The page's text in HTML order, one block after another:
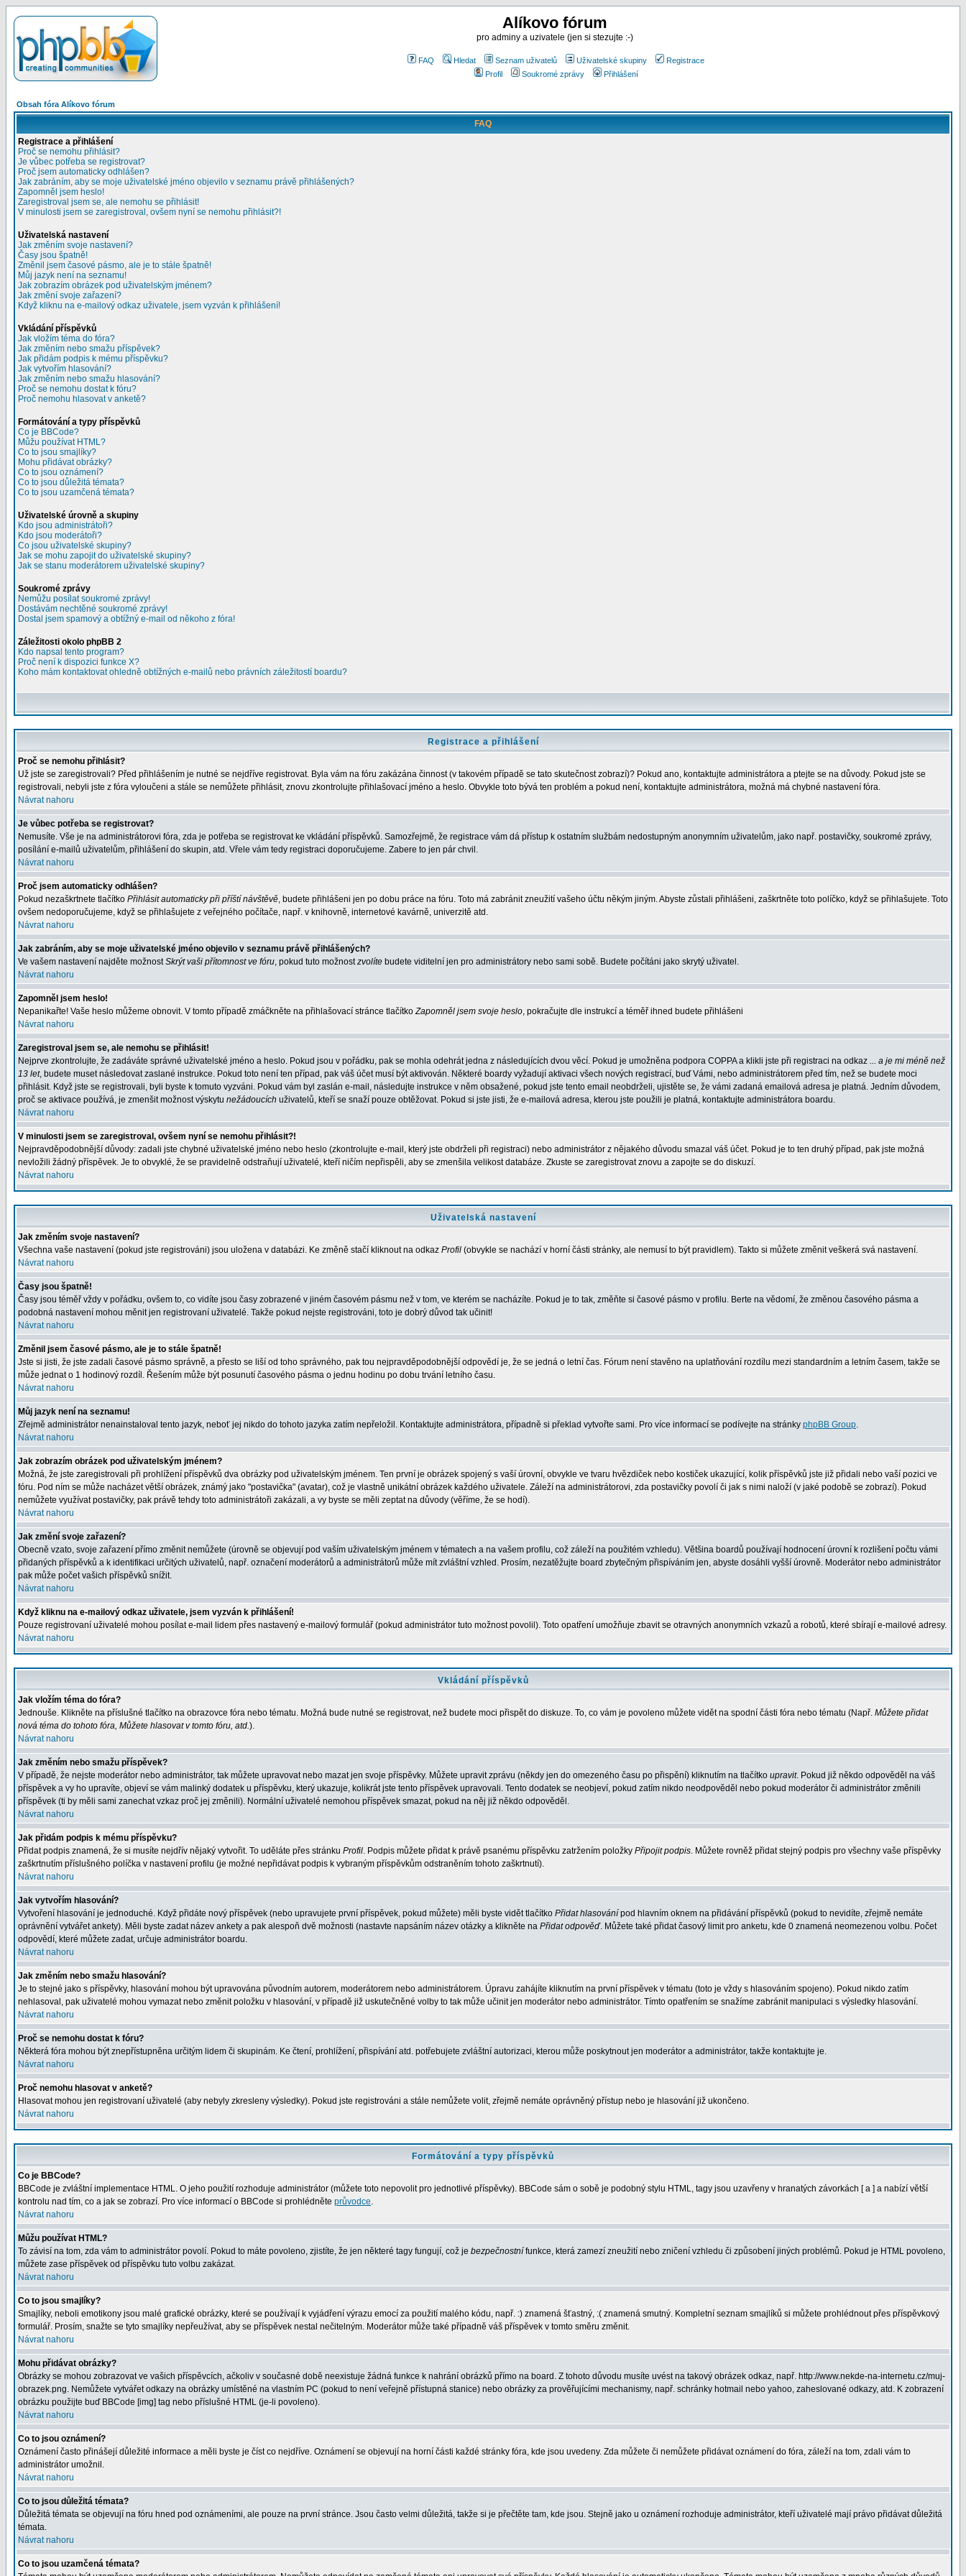
Alíkovo fórum
pro adminy a uzivatele (jen si stezujte :-)
FAQ Hledat Seznam uživatelů Uživatelské skupiny
Registrace
Profil
Soukromé zprávy Přihlášení
Obsah fóra Alíkovo fórum
FAQ
Registrace a přihlášení
Proč se nemohu přihlásit?
Je vůbec potřeba se registrovat?
Proč jsem automaticky odhlášen?
Jak zabráním, aby se moje uživatelské jméno objevilo v seznamu právě přihlášených?
Zapomněl jsem heslo!
Zaregistroval jsem se, ale nemohu se přihlásit!
V minulosti jsem se zaregistroval, ovšem nyní se nemohu přihlásit?!
Uživatelská nastavení
Jak změním svoje nastavení?
Časy jsou špatně!
Změnil jsem časové pásmo, ale je to stále špatně!
Můj jazyk není na seznamu!
Jak zobrazím obrázek pod uživatelským jménem?
Jak změní svoje zařazení?
Když kliknu na e-mailový odkaz uživatele, jsem vyzván k přihlášení!
Vkládání příspěvků
Jak vložím téma do fóra?
Jak změním nebo smažu příspěvek?
Jak přidám podpis k mému příspěvku?
Jak vytvořím hlasování?
Jak změním nebo smažu hlasování?
Proč se nemohu dostat k fóru?
Proč nemohu hlasovat v anketě?
Formátování a typy příspěvků
Co je BBCode?
Můžu používat HTML?
Co to jsou smajlíky?
Mohu přidávat obrázky?
Co to jsou oznámení?
Co to jsou důležitá témata?
Co to jsou uzamčená témata?
Uživatelské úrovně a skupiny
Kdo jsou administrátoři?
Kdo jsou moderátoři?
Co jsou uživatelské skupiny?
Jak se mohu zapojit do uživatelské skupiny?
Jak se stanu moderátorem uživatelské skupiny?
Soukromé zprávy
Nemůžu posílat soukromé zprávy!
Dostávám nechtěné soukromé zprávy!
Dostal jsem spamový a obtížný e-mail od někoho z fóra!
Záležitosti okolo phpBB 2
Kdo napsal tento program?
Proč není k dispozici funkce X?
Koho mám kontaktovat ohledně obtížných e-mailů nebo právních záležitostí boardu?
Registrace a přihlášení
Proč se nemohu přihlásit?
Už jste se zaregistrovali? Před přihlášením je nutné se nejdříve registrovat. Byla vám na fóru zakázána činnost (v takovém případě se tato skutečnost zobrazí)? Pokud ano, kontaktujte administrátora a ptejte se na důvody. Pokud jste se
registrovali, nebyli jste z fóra vyloučeni a stále se nemůžete přihlásit, znovu zkontrolujte přihlašovací jméno a heslo. Obvykle toto bývá ten problém a pokud není, kontaktujte administrátora, možná má chybné nastavení fóra.
Návrat nahoru
Je vůbec potřeba se registrovat?
Nemusíte. Vše je na administrátorovi fóra, zda je potřeba se registrovat ke vkládání příspěvků. Samozřejmě, že registrace vám dá přístup k ostatním službám nedostupným anonymním uživatelům, jako např. postavičky, soukromé zprávy,
posílání e-mailů uživatelům, přihlášení do skupin, atd. Vřele vám tedy registraci doporučujeme. Zabere to jen pár chvil.
Návrat nahoru
Proč jsem automaticky odhlášen?
Pokud nezaškrtnete tlačítko Přihlásit automaticky při příští návštěvě, budete přihlášeni jen po dobu práce na fóru. Toto má zabránit zneužití vašeho účtu někým jiným. Abyste zůstali přihlášeni, zaškrtněte toto políčko, když se přihlašujete. Toto
ovšem nedoporučujeme, když se přihlašujete z veřejného počítače, např. v knihovně, internetové kavárně, univerzitě atd.
Návrat nahoru
Jak zabráním, aby se moje uživatelské jméno objevilo v seznamu právě přihlášených?
Ve vašem nastavení najděte možnostSkrýt vaši přítomnost ve fóru, pokud tuto možnostzvolíte budete viditelní jen pro administrátory nebo sami sobě. Budete počítáni jako skrytý uživatel.
Návrat nahoru
Zapomněl jsem heslo!
Nepanikařte! Vaše heslo můžeme obnovit. V tomto případě zmáčkněte na přihlašovací stránce tlačítkoZapomněl jsem svoje heslo, pokračujte dle instrukcí a téměř ihned budete přihlášeni
Návrat nahoru
Zaregistroval jsem se, ale nemohu se přihlásit!
Nejprve zkontrolujte, že zadáváte správné uživatelské jméno a heslo. Pokud jsou v pořádku, pak se mohla odehrát jedna z následujících dvou věcí. Pokud je umožněna podpora COPPA a klikli jste při registraci na odkaz ... a je mi méně než
13 let, budete muset následovat zaslané instrukce. Pokud toto není ten případ, pak váš účet musí být aktivován. Některé boardy vyžadují aktivaci všech nových registrací, buď Vámi, nebo administrátorem před tím, než se budete moci
přihlásit. Když jste se registrovali, byli byste k tomuto vyzváni. Pokud vám byl zaslán e-mail, následujte instrukce v něm obsažené, pokud jste tento email neobdrželi, ujistěte se, že vámi zadaná emailová adresa je platná. Jedním důvodem,
proč se aktivace používá, je zmenšit možnost výskytu nežádoucích uživatelů, kteří se snaží pouze obtěžovat. Pokud si jste jisti, že e-mailová adresa, kterou jste použili je platná, kontaktujte administrátora boardu.
Návrat nahoru
V minulosti jsem se zaregistroval, ovšem nyní se nemohu přihlásit?!
Nejpravděpodobnější důvody: zadali jste chybné uživatelské jméno nebo heslo (zkontrolujte e-mail, který jste obdrželi při registraci) nebo administrátor z nějakého důvodu smazal váš účet. Pokud je to ten druhý případ, pak jste možná
nevložili žádný příspěvek. Je to obvyklé, že se pravidelně odstraňují uživatelé, kteří ničím nepřispěli, aby se zmenšila velikost databáze. Zkuste se zaregistrovat znovu a zapojte se do diskuzí.
Návrat nahoru
Uživatelská nastavení
Jak změním svoje nastavení?
Všechna vaše nastavení (pokud jste registrováni) jsou uložena v databázi. Ke změně stačí kliknout na odkaz Profil (obvykle se nachází v horní části stránky, ale nemusí to být pravidlem). Takto si můžete změnit veškerá svá nastavení.
Návrat nahoru
Časy jsou špatně!
Časy jsou téměř vždy v pořádku, ovšem to, co vidíte jsou časy zobrazené v jiném časovém pásmu než v tom, ve kterém se nacházíte. Pokud je to tak, změňte si časové pásmo v profilu. Berte na vědomí, že změnou časového pásma a
podobná nastavení mohou měnit jen registrovaní uživatelé. Takže pokud nejste registrováni, toto je dobrý důvod tak učinit!
Návrat nahoru
Změnil jsem časové pásmo, ale je to stále špatně!
Jste si jisti, že jste zadali časové pásmo správně, a přesto se liší od toho správného, pak tou nejpravděpodobnější odpovědí je, že se jedná o letní čas. Fórum není stavěno na uplatňování rozdílu mezi standardním a letním časem, takže se
může jednat o 1 hodinový rozdíl. Řešením může být posunutí časového pásma o jednu hodinu po dobu trvání letního času.
Návrat nahoru
Můj jazyk není na seznamu!
Zřejmě administrátor nenainstaloval tento jazyk, neboť jej nikdo do tohoto jazyka zatím nepřeložil. Kontaktujte administrátora, případně si překlad vytvořte sami. Pro více informací se podívejte na stránky phpBB Group.
Návrat nahoru
Jak zobrazím obrázek pod uživatelským jménem?
Možná, že jste zaregistrovali při prohlížení příspěvků dva obrázky pod uživatelským jménem. Ten první je obrázek spojený s vaší úrovní, obvykle ve tvaru hvězdiček nebo kostiček ukazující, kolik příspěvků jste již přidali nebo vaší pozici ve
fóru. Pod ním se může nacházet větší obrázek, známý jako "postavička" (avatar), což je vlastně unikátní obrázek každého uživatele. Záleží na administrátorovi, zda postavičky povolí či jak s nimi naloží (v jaké podobě se zobrazí). Pokud
nemůžete využívat postavičky, pak právě tehdy toto administrátoři zakázali, a vy byste se měli zeptat na důvody (věříme, že se hodí).
Návrat nahoru
Jak změní svoje zařazení?
Obecně vzato, svoje zařazení přímo změnit nemůžete (úrovně se objevují pod vaším uživatelským jménem v tématech a na vašem profilu, což záleží na použitém vzhledu). Většina boardů používají hodnocení úrovní k rozlišení počtu vámi
přidaných příspěvků a k identifikaci určitých uživatelů, např. označení moderátorů a administrátorů může mít zvláštní vzhled. Prosím, nezatěžujte board zbytečným přispíváním jen, abyste dosáhli vyšší úrovně. Moderátor nebo administrátor
pak může počet vašich příspěvků snížit.
Návrat nahoru
Když kliknu na e-mailový odkaz uživatele, jsem vyzván k přihlášení!
Pouze registrovaní uživatelé mohou posílat e-mail lidem přes nastavený e-mailový formulář (pokud administrátor tuto možnost povolil). Toto opatření umožňuje zbavit se otravných anonymních vzkazů a robotů, které sbírají e-mailové adresy.
Návrat nahoru
Vkládání příspěvků
Jak vložím téma do fóra?
Jednouše. Klikněte na příslušné tlačítko na obrazovce fóra nebo tématu. Možná bude nutné se registrovat, než budete moci přispět do diskuze. To, co vám je povoleno můžete vidět na spodní části fóra nebo tématu (Např. Můžete přidat
nová téma do tohoto fóra, Můžete hlasovat v tomto fóru, atd.).
Návrat nahoru
Jak změním nebo smažu příspěvek?
V případě, že nejste moderátor nebo administrátor, tak můžete upravovat nebo mazat jen svoje příspěvky. Můžete upravit zprávu (někdy jen do omezeného času po přispění) kliknutím na tlačítko upravit. Pokud již někdo odpověděl na váš
příspěvek a vy ho upravíte, objeví se vám malinký dodatek u příspěvku, který ukazuje, kolikrát jste tento příspěvek upravovali. Tento dodatek se neobjeví, pokud zatím nikdo neodpověděl nebo pokud moderátor či administrátor změnili
příspěvek (ti by měli sami zanechat vzkaz proč jej změnili). Normální uživatelé nemohou příspěvek smazat, pokud na něj již někdo odpověděl.
Návrat nahoru
Jak přidám podpis k mému příspěvku?
Přidat podpis znamená, že si musíte nejdřív nějaký vytvořit. To uděláte přes stránku Profil. Podpis můžete přidat k právě psanému příspěvku zatržením položky Připojit podpis. Můžete rovněž přidat stejný podpis pro všechny vaše příspěvky
zaškrtnutím příslušného políčka v nastavení profilu (je možné nepřidávat podpis k vybraným příspěvkům odstraněním tohoto zaškrtnutí).
Návrat nahoru
Jak vytvořím hlasování?
Vytvoření hlasování je jednoduché. Když přidáte nový příspěvek (nebo upravujete první příspěvek, pokud můžete) měli byste vidět tlačítko Přidat hlasování pod hlavním oknem na přidávání příspěvků (pokud to nevidíte, zřejmě nemáte
oprávnění vytvářet ankety). Měli byste zadat název ankety a pak alespoň dvě možnosti (nastavte napsáním název otázky a klikněte na Přidat odpověď. Můžete také přidat časový limit pro anketu, kde 0 znamená neomezenou volbu. Počet
odpovědí, které můžete zadat, určuje administrátor boardu.
Návrat nahoru
Jak změním nebo smažu hlasování?
Je to stejné jako s příspěvky, hlasování mohou být upravována původním autorem, moderátorem nebo administrátorem. Úpravu zahájíte kliknutím na první příspěvek v tématu (toto je vždy s hlasováním spojeno). Pokud nikdo zatím
nehlasoval, pak uživatelé mohou vymazat nebo změnit položku v hlasování, v případě již uskutečněné volby to tak může učinit jen moderátor nebo administrátor. Tímto opatřením se snažíme zabránit manipulaci s výsledky hlasování.
Návrat nahoru
Proč se nemohu dostat k fóru?
Některá fóra mohou být znepřístupněna určitým lidem či skupinám. Ke čtení, prohlížení, přispívání atd. potřebujete zvláštní autorizaci, kterou může poskytnout jen moderátor a administrátor, takže kontaktujte je.
Návrat nahoru
Proč nemohu hlasovat v anketě?
Hlasovat mohou jen registrovaní uživatelé (aby nebyly zkresleny výsledky). Pokud jste registrováni a stále nemůžete volit, zřejmě nemáte oprávněný přístup nebo je hlasování již ukončeno.
Návrat nahoru
Formátování a typy příspěvků
Co je BBCode?
BBCode je zvláštní implementace HTML. O jeho použití rozhoduje administrátor (můžete toto nepovolit pro jednotlivé příspěvky). BBCode sám o sobě je podobný stylu HTML, tagy jsou uzavřeny v hranatých závorkách [ a ] a nabízí větší
kontrolu nad tím, co a jak se zobrazí. Pro více informací o BBCode si prohlédněte průvodce.
Návrat nahoru
Můžu používat HTML?
To závisí na tom, zda vám to administrátor povolí. Pokud to máte povoleno, zjistíte, že jen některé tagy fungují, což je bezpečnostní funkce, která zamezí zneužití nebo zničení vzhledu či způsobení jiných problémů. Pokud je HTML povoleno,
můžete zase příspěvek od příspěvku tuto volbu zakázat.
Návrat nahoru
Co to jsou smajlíky?
Smajlíky, neboli emotikony jsou malé grafické obrázky, které se používají k vyjádření výrazu emocí za použití malého kódu, např. :) znamená šťastný, :( znamená smutný. Kompletní seznam smajlíků si můžete prohlédnout přes příspěvkový
formulář. Prosím, snažte se tyto smajlíky nepřeužívat, aby se příspěvek nestal nečitelným. Moderátor může také případně váš příspěvek v tomto směru změnit.
Návrat nahoru
Mohu přidávat obrázky?
Obrázky se mohou zobrazovat ve vašich příspěvcích, ačkoliv v současné době neexistuje žádná funkce k nahrání obrázků přímo na board. Z tohoto důvodu musíte uvést na takový obrázek odkaz, např. http://www.nekde-na-internetu.cz/muj-
obrazek.png. Nemůžete vytvářet odkazy na obrázky umístěné na vlastním PC (pokud to není veřejně přístupná stanice) nebo obrázky za prověřujícími mechanismy, např. schránky hotmail nebo yahoo, zaheslované odkazy, atd. K zobrazení
obrázku použijte buď BBCode [img] tag nebo příslušné HTML (je-li povoleno).
Návrat nahoru
Co to jsou oznámení?
Oznámení často přinášejí důležité informace a měli byste je číst co nejdříve. Oznámení se objevují na horní části každé stránky fóra, kde jsou uvedeny. Zda můžete či nemůžete přidávat oznámení do fóra, záleží na tom, zdali vám to
administrátor umožnil.
Návrat nahoru
Co to jsou důležitá témata?
Důležitá témata se objevují na fóru hned pod oznámeními, ale pouze na první stránce. Jsou často velmi důležitá, takže si je přečtěte tam, kde jsou. Stejně jako u oznámení rozhoduje administrátor, kteří uživatelé mají právo přidávat důležitá
témata.
Návrat nahoru
Co to jsou uzamčená témata?